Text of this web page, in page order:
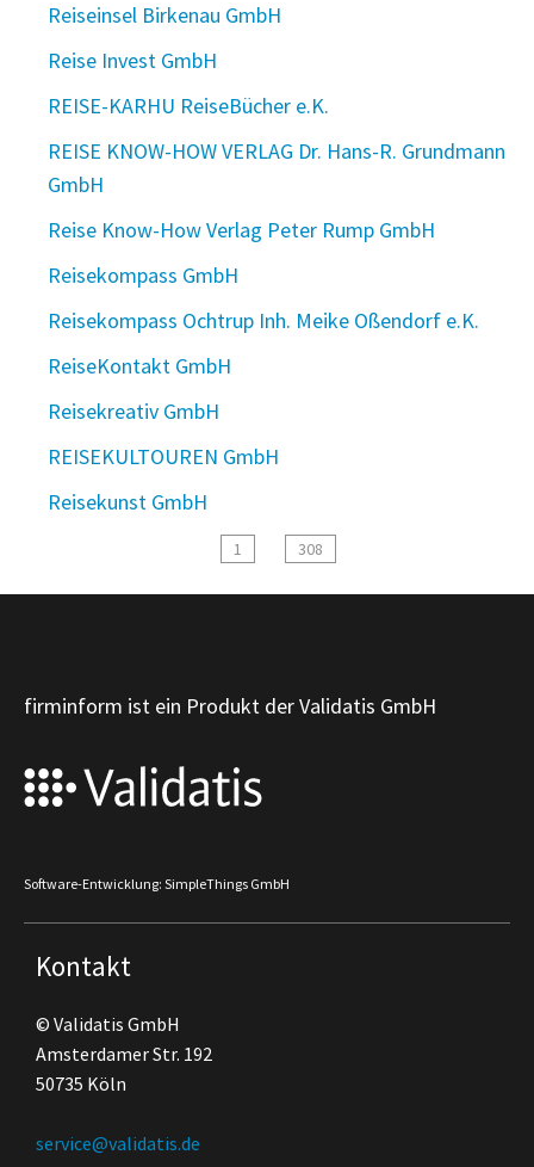
Reiseinsel Birkenau GmbH
Reise Invest GmbH
REISE-KARHU ReiseBücher e.K.
REISE KNOW-HOW VERLAG Dr. Hans-R. Grundmann
GmbH
Reise Know-How Verlag Peter Rump GmbH
Reisekompass GmbH
Reisekompass Ochtrup Inh. Meike Oßendorf e.K.
ReiseKontakt GmbH
Reisekreativ GmbH
REISEKULTOUREN GmbH
Reisekunst GmbH
1 308
firminform ist ein Produkt der Validatis GmbH
Software-Entwicklung: SimpleThings GmbH
Kontakt
© Validatis GmbH
Amsterdamer Str. 192
50735 Köln
service@validatis.de